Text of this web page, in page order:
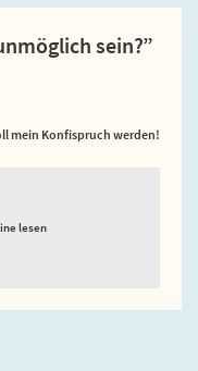
sein?”
mein Konfispruch werden!
lesen